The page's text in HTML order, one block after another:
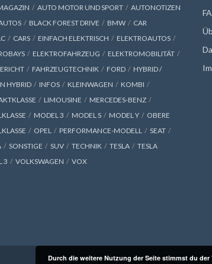
AUTO MOTOR UND SPORT
AUTONOTIZEN
BLACK FOREST DRIVE BMW
CAR
CARS EINFACH ELEKTRISCH
ELEKTROAUTOS
ELEKTROFAHRZEUG
ELEKTROMOBILITÄT
FAHRZEUGTECHNIK FORD
HYBRID /
HYBRID
INFOS KLEINWAGEN
KOMBI
LIMOUSINE
MERCEDES-BENZ
MODEL 3 MODEL S MODEL Y
OBERE
OPEL PERFORMANCE-MODELL
SEAT
SONSTIGE SUV TECHNIK TESLA
TESLA
3
VOLKSWAGEN VOX
Durch die weitere Nutzung der Seite stimmst du